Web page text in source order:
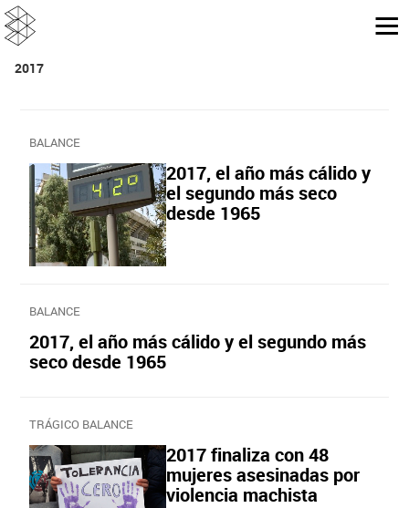
2017
BALANCE
2017, el año más cálido y
el segundo más seco
desde 1965
BALANCE
2017, el año más cálido y el segundo más
seco desde 1965
TRÁGICO BALANCE
2017 finaliza con 48
mujeres asesinadas por
violencia machista